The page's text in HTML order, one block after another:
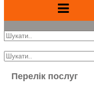
Перелік послуг